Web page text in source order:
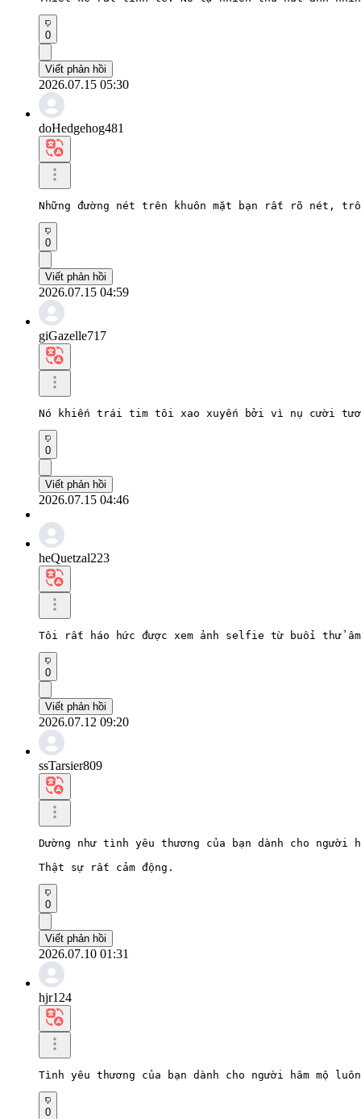
0
Viết phản hồi
2026.07.15 05:30
doHedgehog481
Những đường nét trên khuôn mặt bạn rất rõ nét,
0
Viết phản hồi
2026.07.15 04:59
giGazelle717
Nó khiến trái tim tôi xao xuyến bởi vì nụ cười
0
Viết phản hồi
2026.07.15 04:46
heQuetzal223
Tôi rất háo hức được xem ảnh selfie từ buổi thử
0
Viết phản hồi
2026.07.12 09:20
ssTarsier809
Dường như tình yêu thương của bạn dành cho người
Thật sự rất cảm động.
0
Viết phản hồi
2026.07.10 01:31
hjr124
Tình yêu thương của bạn dành cho người hâm
0